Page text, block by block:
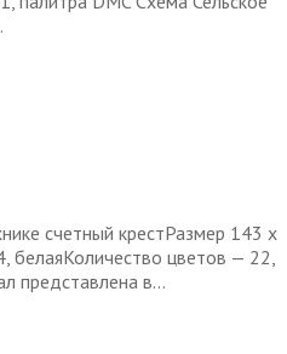
счетный крестРазмер 143 х
белаяКоличество цветов — 22,
представлена в…